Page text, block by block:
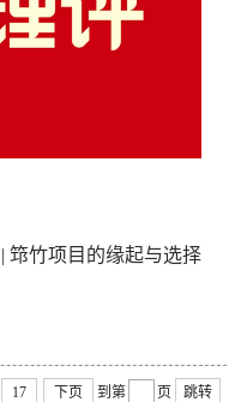
筇竹项目的缘起与选择
17 下页 到第 页 跳转